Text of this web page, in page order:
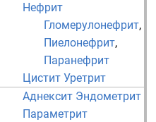
Нефрит
Гломерулонефрит,
Пиелонефрит,
Паранефрит
Цистит Уретрит
Аднексит Эндометрит
Параметрит